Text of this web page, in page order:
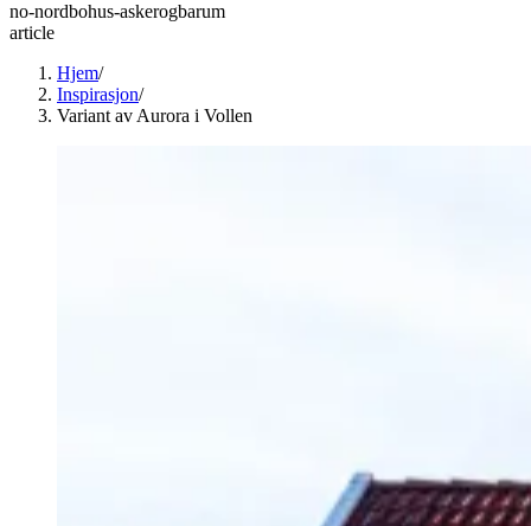
no-nordbohus-askerogbarum
article
Hjem/
Inspirasjon/
Variant av Aurora i Vollen